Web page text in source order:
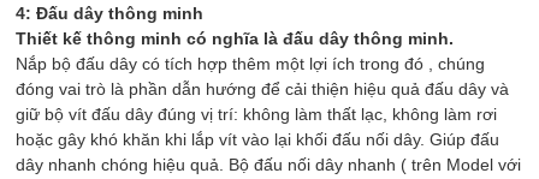
4: Đấu dây thông minh
Thiết kế thông minh có nghĩa là đấu dây thông minh.
Nắp bộ đấu dây có tích hợp thêm một lợi ích trong đó , chúng
đóng vai trò là phần dẫn hướng để cải thiện hiệu quả đấu dây và
giữ bộ vít đấu dây đúng vị trí: không làm thất lạc, không làm rơi
hoặc gây khó khăn khi lắp vít vào lại khối đấu nối dây. Giúp đấu
dây nhanh chóng hiệu quả. Bộ đấu nối dây nhanh ( trên Model với